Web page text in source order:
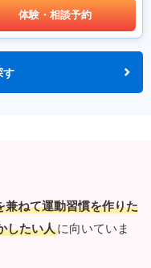
体験・相談予約
す
兼ねて運動習慣を作りた
したい人に向いていま